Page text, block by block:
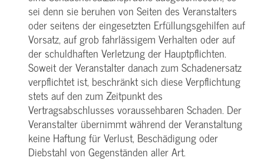
sei denn sie beruhen von Seiten des Veranstalters
oder seitens der eingesetzten Erfüllungsgehilfen auf
Vorsatz, auf grob fahrlässigem Verhalten oder auf
der schuldhaften Verletzung der Hauptpflichten.
Soweit der Veranstalter danach zum Schadenersatz
verpflichtet ist, beschränkt sich diese Verpflichtung
stets auf den zum Zeitpunkt des
Vertragsabschlusses voraussehbaren Schaden. Der
Veranstalter übernimmt während der Veranstaltung
keine Haftung für Verlust, Beschädigung oder
Diebstahl von Gegenständen aller Art.